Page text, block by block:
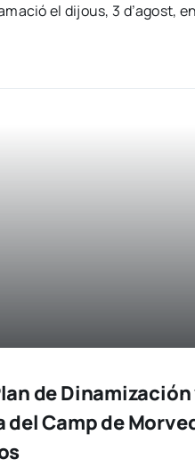
el dijous, 3 d’a­gost,
de Dinamización
Camp de